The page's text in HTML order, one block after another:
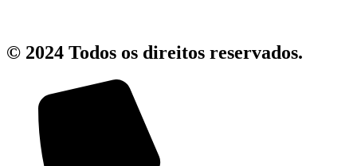
© 2024 Todos os direitos reservados.